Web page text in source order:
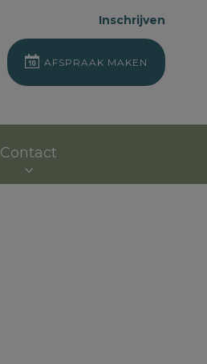
Inschrijven
AFSPRAAK MAKEN
Contact